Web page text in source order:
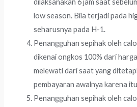
dilaksanakan 6 jam saat
low season. Bila terjadi pada
seharusnya pada H-1.
Penangguhan sepihak oleh
dikenai ongkos 100% dari
melewati dari saat yang
pembayaran awalnya karena
Penangguhan sepihak oleh